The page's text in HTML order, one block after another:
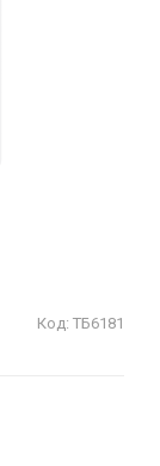
Код: ТБ6181